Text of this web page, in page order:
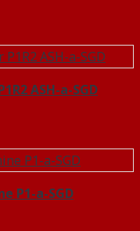
ASH-a-SGD
P1-a-SGD